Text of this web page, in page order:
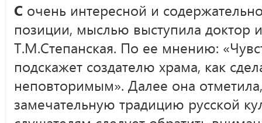
С очень интересной и
позиции, мыслью выступила доктор
Т.М.Степанская. По ее мнению:
подскажет создателю храма, как
неповторимым». Далее она
замечательную традицию русской